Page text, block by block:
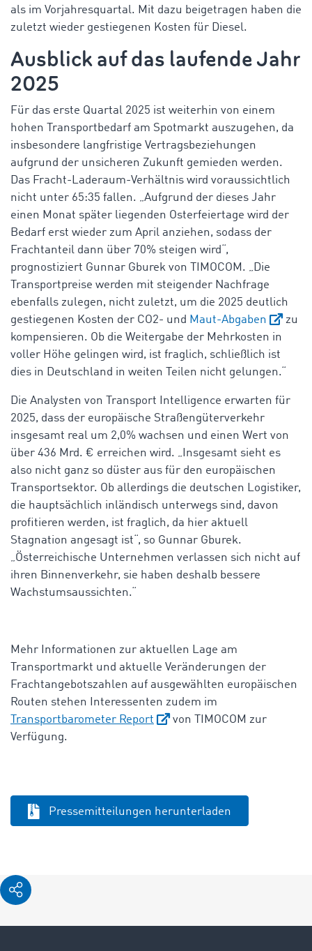
als im Vorjahresquartal. Mit dazu beigetragen haben die
zuletzt wieder gestiegenen Kosten für Diesel.
Ausblick auf das laufende Jahr
2025
Für das erste Quartal 2025 ist weiterhin von einem
hohen Transportbedarf am Spotmarkt auszugehen, da
insbesondere langfristige Vertragsbeziehungen
aufgrund der unsicheren Zukunft gemieden werden.
Das Fracht-Laderaum-Verhältnis wird voraussichtlich
nicht unter 65:35 fallen. „Aufgrund der dieses Jahr
einen Monat später liegenden Osterfeiertage wird der
Bedarf erst wieder zum April anziehen, sodass der
Frachtanteil dann über 70% steigen wird“,
prognostiziert Gunnar Gburek von TIMOCOM. „Die
Transportpreise werden mit steigender Nachfrage
ebenfalls zulegen, nicht zuletzt, um die 2025 deutlich
gestiegenen Kosten der CO2- und Maut-Abgaben
zu
kompensieren. Ob die Weitergabe der Mehrkosten in
voller Höhe gelingen wird, ist fraglich, schließlich ist
dies in Deutschland in weiten Teilen nicht gelungen.“
Die Analysten von Transport Intelligence erwarten für
2025, dass der europäische Straßengüterverkehr
insgesamt real um 2,0% wachsen und einen Wert von
über 436 Mrd. € erreichen wird. „Insgesamt sieht es
also nicht ganz so düster aus für den europäischen
Transportsektor. Ob allerdings die deutschen Logistiker,
die hauptsächlich inländisch unterwegs sind, davon
profitieren werden, ist fraglich, da hier aktuell
Stagnation angesagt ist“, so Gunnar Gburek.
„Österreichische Unternehmen verlassen sich nicht auf
ihren Binnenverkehr, sie haben deshalb bessere
Wachstumsaussichten.“
Mehr Informationen zur aktuellen Lage am
Transportmarkt und aktuelle Veränderungen der
Frachtangebotszahlen auf ausgewählten europäischen
Routen stehen Interessenten zudem im
Transportbarometer Report
von TIMOCOM zur
Verfügung.
Pressemitteilungen herunterladen